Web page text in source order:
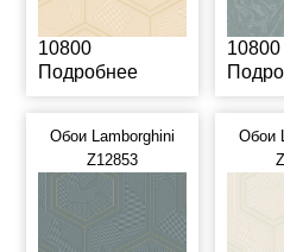
10800
Подробнее
10800
Обои Lamborghini
Z12853
Обои